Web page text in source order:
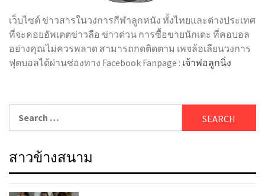
เว็บไซต์ ข่าวสารในวงการกีฬาลูกหนัง ทั้งไทยและต่างประเทศ
ที่จะคอยอัพเดตข่าวลือ ข่าวด่วน การซื้อขายนักเตะ ที่คอบอล
อย่างคุณไม่ควรพลาด สามารถกดติดตาม เพจล้อเลียนวงการ
ฟุตบอลได้ผ่านช่องทาง Facebook Fanpage : เจ้าพ่อลูกนิ่ง
สาวข้างสนาม